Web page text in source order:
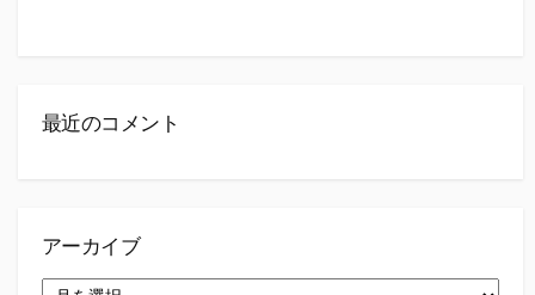
最近のコメント
アーカイブ